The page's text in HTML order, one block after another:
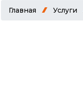
Главная Услуги